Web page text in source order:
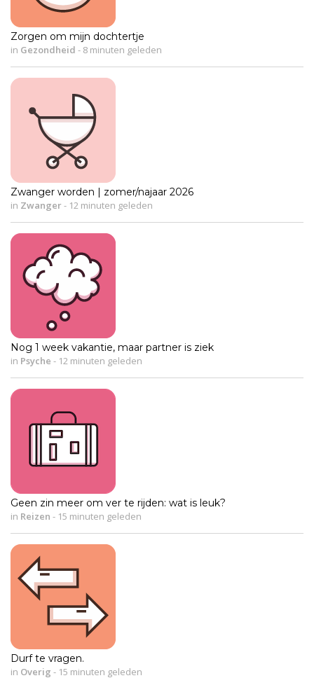
Zorgen om mijn dochtertje
in Gezondheid - 8 minuten geleden
Zwanger worden | zomer/najaar 2026
in Zwanger- 12 minuten geleden
Nog 1 week vakantie, maar partner is ziek
in Psyche - 12 minuten geleden
Geen zin meer om ver te rijden: wat is leuk?
in Reizen - 15 minuten geleden
Durf te vragen.
in Overig - 15 minuten geleden